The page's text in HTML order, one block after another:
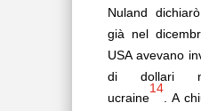
Nuland
già nel
USA avevano
di dollari
ucraine
14
. A